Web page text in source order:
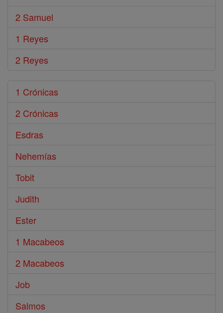
2 Samuel
1 Reyes
2 Reyes
1 Crónicas
2 Crónicas
Esdras
Nehemías
Tobit
Judith
Ester
1 Macabeos
2 Macabeos
Job
Salmos